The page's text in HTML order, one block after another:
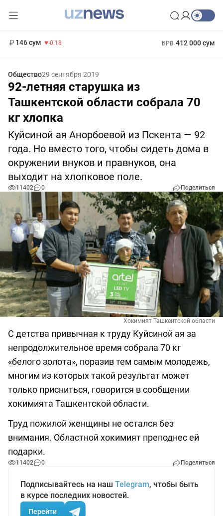
146 сум -0.18 БРВ 412 000 сум
Общество29 сентября 2019
92-летняя старушка из
Ташкентской области собрала 70
кг хлопка
Куйсиной ая Анорбоевой из Пскента — 92
года. Но вместо того, чтобы сидеть дома в
окружении внуков и правнуков, она
выходит на хлопковое поле.
11402 0 Поделиться
Хокимият Ташкентской области
С детства привычная к труду Куйсиной ая за
непродолжительное время собрала 70 кг
«белого золота», поразив тем самым молодежь,
многим из которых такой результат может
только присниться, говорится в сообщении
хокимията Ташкентской области.
Труд пожилой женщины не остался без
внимания. Областной хокимият преподнес ей
подарки.
11402 0 Поделиться
Подписывайтесь на наш Telegram, чтобы быть
в курсе последних новостей.
Перейти